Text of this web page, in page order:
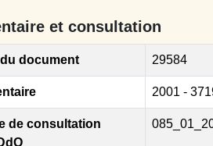
et consultation
document 29584
2001 -
de consultation